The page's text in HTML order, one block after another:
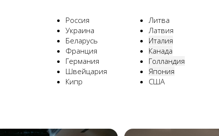
Россия
Украина
Беларусь
Франция
Германия
Швейцария
Кипр
Литва
Латвия
Италия
Канада
Голландия
Япония
США